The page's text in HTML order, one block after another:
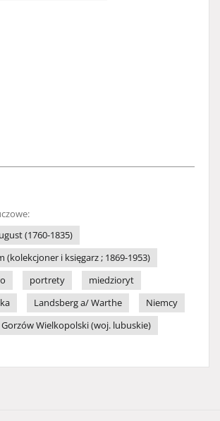
(1760-1835)
(kolekcjoner i księgarz ; 1869-1953)
portrety
miedzioryt
Landsberg a/ Warthe
Niemcy
Gorzów Wielkopolski (woj. lubuskie)